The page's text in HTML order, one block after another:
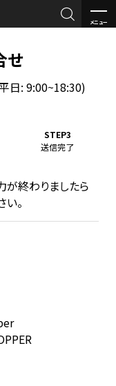

メニュー
せ
日: 9:00~18:30)
STEP3
送信完了
が終わりましたら
。